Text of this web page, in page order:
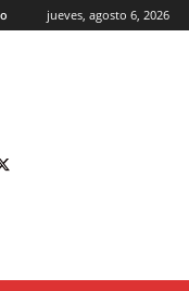
jueves, agosto 6, 2026